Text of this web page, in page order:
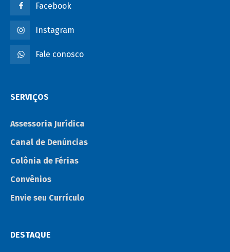
Facebook
Instagram
Fale conosco
SERVIÇOS
Assessoria Jurídica
Canal de Denúncias
Colônia de Férias
Convênios
Envie seu Currículo
DESTAQUE